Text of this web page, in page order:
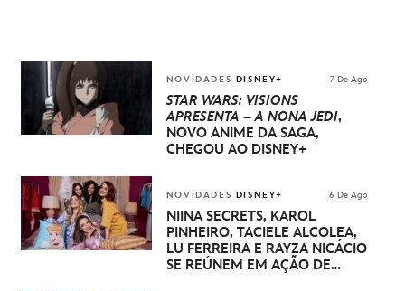
NOVIDADES DISNEY+ 7 De Ago
STAR WARS: VISIONS
APRESENTA – A NONA JEDI,
NOVO ANIME DA SAGA,
CHEGOU AO DISNEY+
NOVIDADES DISNEY+ 6 De Ago
NIINA SECRETS, KAROL
PINHEIRO, TACIELE ALCOLEA,
LU FERREIRA E RAYZA NICÁCIO
SE REÚNEM EM AÇÃO DE